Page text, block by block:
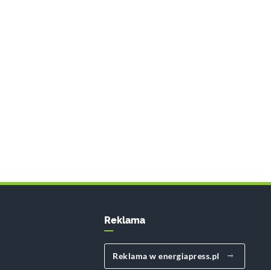
Reklama
Reklama w energiapress.pl